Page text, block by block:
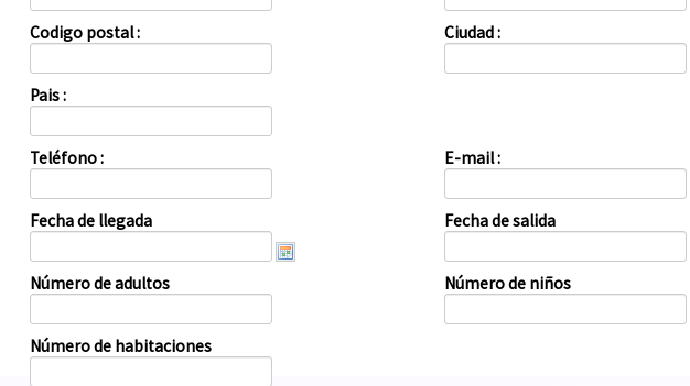
Codigo postal : Ciudad :
Pais :
Teléfono : E-mail :
Fecha de llegada Fecha de salida
Número de adultos Número de niños
Número de habitaciones